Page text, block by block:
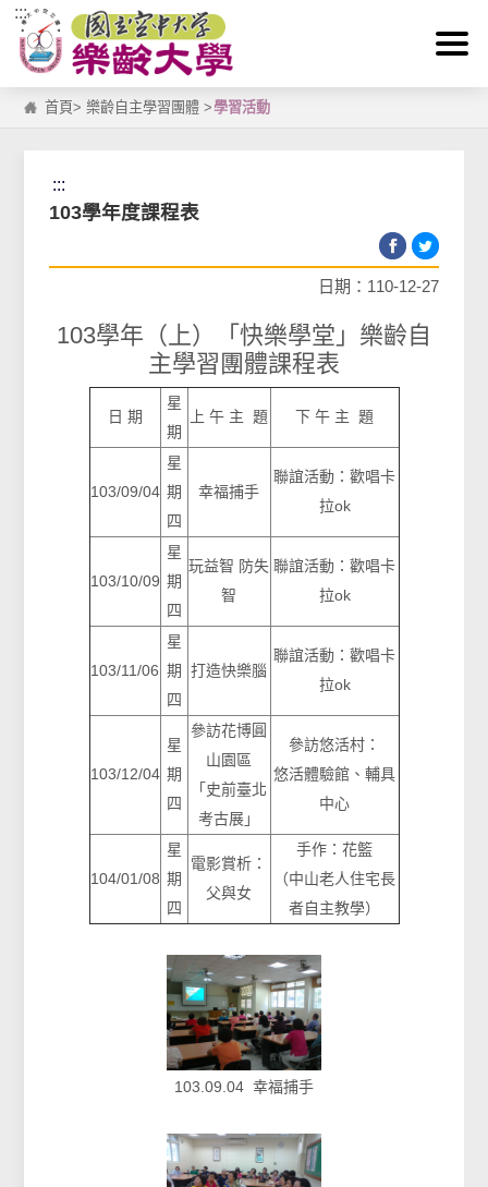
跳到主要內容區塊
:::
首頁>樂齡自主學習團體 >學習活動
:::
103學年度課程表
日期：110-12-27
103學年（上）「快樂學堂」樂齡自
主學習團體課程表
日 期
星
期
上 午 主 題 下 午 主 題
103/09/04
星
期
四
幸福捕手
聯誼活動：歡唱卡
拉ok
103/10/09
星
期
四
玩益智 防失
智
聯誼活動：歡唱卡
拉ok
103/11/06
星
期
四
打造快樂腦
聯誼活動：歡唱卡
拉ok
103/12/04
星
期
四
參訪花博圓
山園區
「史前臺北
考古展」
參訪悠活村：
悠活體驗館、輔具
中心
104/01/08
星
期
四
電影賞析：
父與女
手作：花籃
（中山老人住宅長
者自主教學）
103.09.04 幸福捕手